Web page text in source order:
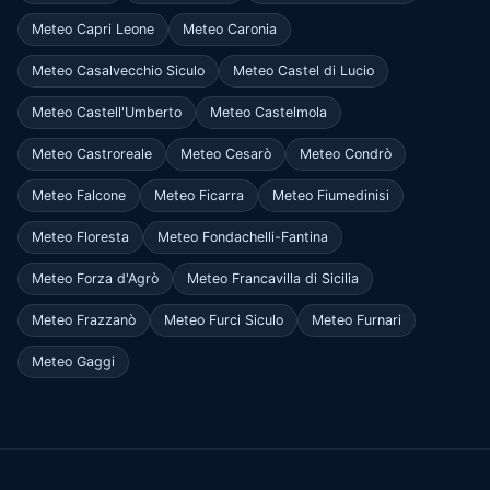
Meteo Capri Leone Meteo Caronia
Meteo Casalvecchio Siculo Meteo Castel di Lucio
Meteo Castell'Umberto Meteo Castelmola
Meteo Castroreale Meteo Cesarò Meteo Condrò
Meteo Falcone Meteo Ficarra Meteo Fiumedinisi
Meteo Floresta Meteo Fondachelli-Fantina
Meteo Forza d'Agrò Meteo Francavilla di Sicilia
Meteo Frazzanò Meteo Furci Siculo Meteo Furnari
Meteo Gaggi